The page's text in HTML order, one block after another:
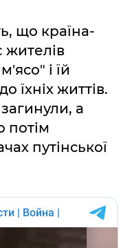
що країна-
жителів
і їй
їхніх життів.
а
потім
путінської